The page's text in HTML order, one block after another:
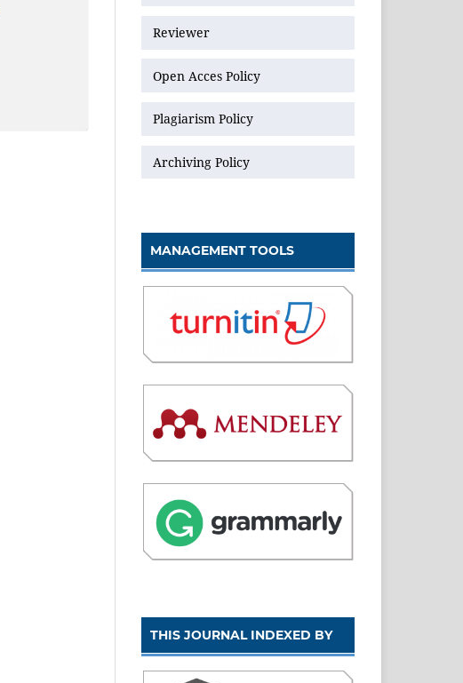
Reviewer
Open Acces Policy
Plagiarism Policy
Archiving Policy
MANAGEMENT TOOLS
THIS JOURNAL INDEXED BY